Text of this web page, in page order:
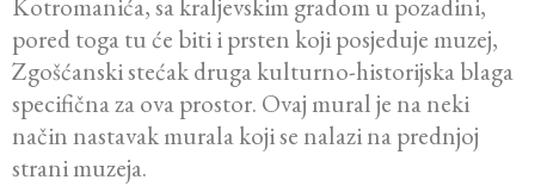
Kotromanića, sa kraljevskim gradom u pozadini,
pored toga tu će biti i prsten koji posjeduje muzej,
Zgošćanski stećak druga kulturno-historijska blaga
specifična za ova prostor. Ovaj mural je na neki
način nastavak murala koji se nalazi na prednjoj
strani muzeja.